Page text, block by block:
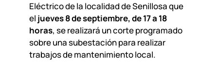
Eléctrico de la localidad de Senillosa que
el jueves 8 de septiembre, de 17 a 18
horas, se realizará un corte programado
sobre una subestación para realizar
trabajos de mantenimiento local.